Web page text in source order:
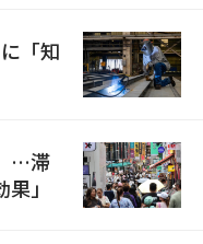
「知
…滞
」